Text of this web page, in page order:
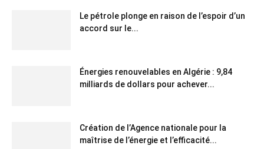
Le pétrole plonge en raison de l’espoir d’un
accord sur le...
Énergies renouvelables en Algérie : 9,84
milliards de dollars pour achever...
Création de l’Agence nationale pour la
maîtrise de l’énergie et l’efficacité...